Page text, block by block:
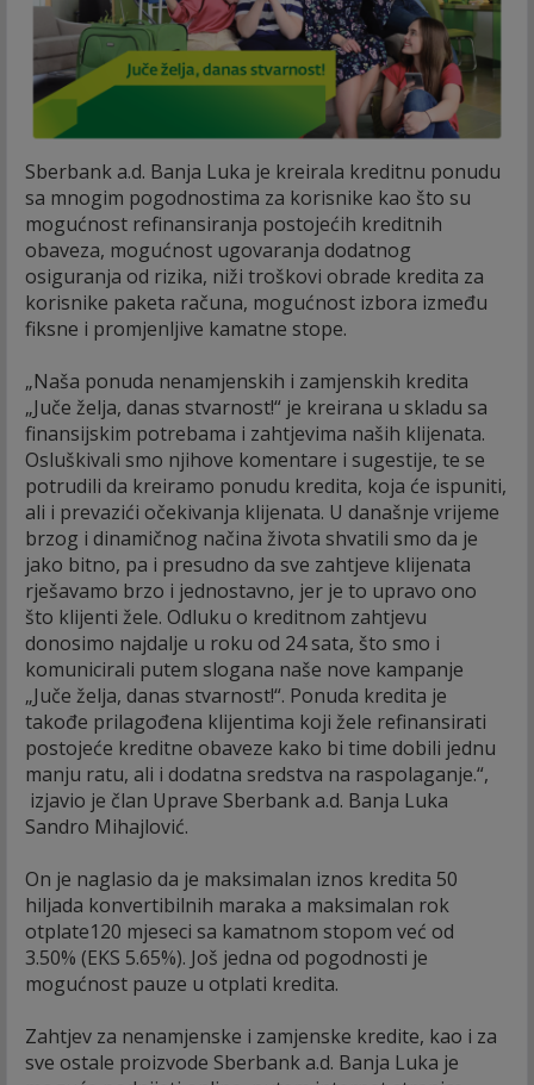
Sberbank a.d. Banja Luka je kreirala kreditnu ponudu
sa mnogim pogodnostima za korisnike kao što su
mogućnost refinansiranja postojećih kreditnih
obaveza, mogućnost ugovaranja dodatnog
osiguranja od rizika, niži troškovi obrade kredita za
korisnike paketa računa, mogućnost izbora između
fiksne i promjenljive kamatne stope.
„Naša ponuda nenamjenskih i zamjenskih kredita
„Juče želja, danas stvarnost!“ je kreirana u skladu sa
finansijskim potrebama i zahtjevima naših klijenata.
Osluškivali smo njihove komentare i sugestije, te se
potrudili da kreiramo ponudu kredita, koja će ispuniti,
ali i prevazići očekivanja klijenata. U današnje vrijeme
brzog i dinamičnog načina života shvatili smo da je
jako bitno, pa i presudno da sve zahtjeve klijenata
rješavamo brzo i jednostavno, jer je to upravo ono
što klijenti žele. Odluku o kreditnom zahtjevu
donosimo najdalje u roku od 24 sata, što smo i
komunicirali putem slogana naše nove kampanje
„Juče želja, danas stvarnost!“. Ponuda kredita je
takođe prilagođena klijentima koji žele refinansirati
postojeće kreditne obaveze kako bi time dobili jednu
manju ratu, ali i dodatna sredstva na raspolaganje.“,
izjavio je član Uprave Sberbank a.d. Banja Luka
Sandro Mihajlović.
On je naglasio da je maksimalan iznos kredita 50
hiljada konvertibilnih maraka a maksimalan rok
otplate120 mjeseci sa kamatnom stopom već od
3.50% (EKS 5.65%). Još jedna od pogodnosti je
mogućnost pauze u otplati kredita.
Zahtjev za nenamjenske i zamjenske kredite, kao i za
sve ostale proizvode Sberbank a.d. Banja Luka je